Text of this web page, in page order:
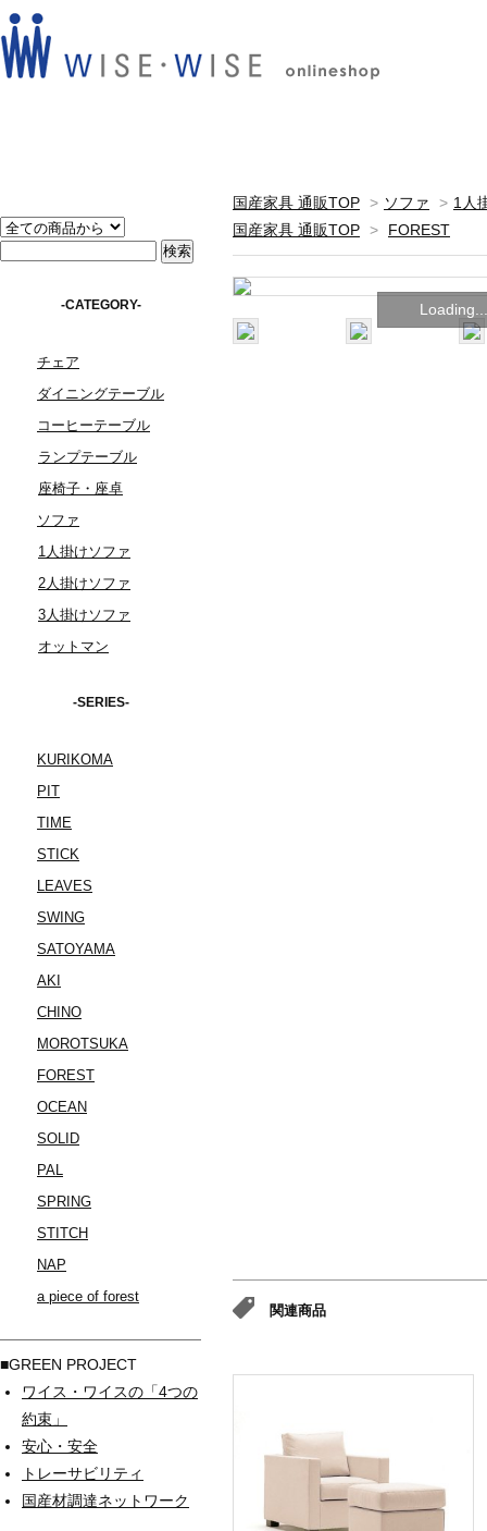
国産家具 通販TOP > ソファ > 1人
国産家具 通販TOP > FOREST
関連商品
-CATEGORY-
チェア
ダイニングテーブル
コーヒーテーブル
ランプテーブル
座椅子・座卓
ソファ
1人掛けソファ
2人掛けソファ
3人掛けソファ
オットマン
-SERIES-
KURIKOMA
PIT
TIME
STICK
LEAVES
SWING
SATOYAMA
AKI
CHINO
MOROTSUKA
FOREST
OCEAN
SOLID
PAL
SPRING
STITCH
NAP
a piece of forest
■GREEN PROJECT
ワイス・ワイスの「4つの
約束」
安心・安全
トレーサビリティ
国産材調達ネットワーク